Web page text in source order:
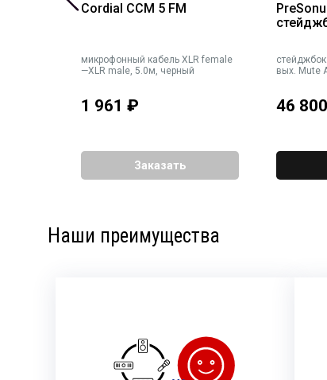
Cordial CCM 5 FM
микрофонный кабель XLR female
—XLR male, 5.0м, черный
1 961 ₽
Заказать
вых. Mute
46 800
Наши преимущества